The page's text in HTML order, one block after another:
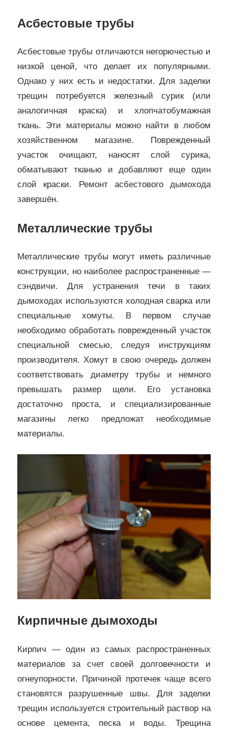
Асбестовые трубы
Асбестовые трубы отличаются негорючестью и
низкой ценой, что делает их популярными.
Однако у них есть и недостатки. Для заделки
трещин потребуется железный сурик (или
аналогичная краска) и хлопчатобумажная
ткань. Эти материалы можно найти в любом
хозяйственном магазине. Поврежденный
участок очищают, наносят слой сурика,
обматывают тканью и добавляют еще один
слой краски. Ремонт асбестового дымохода
завершён.
Металлические трубы
Металлические трубы могут иметь различные
конструкции, но наиболее распространенные —
сэндвичи. Для устранения течи в таких
дымоходах используются холодная сварка или
специальные хомуты. В первом случае
необходимо обработать поврежденный участок
специальной смесью, следуя инструкциям
производителя. Хомут в свою очередь должен
соответствовать диаметру трубы и немного
превышать размер щели. Его установка
достаточно проста, и специализированные
магазины легко предложат необходимые
материалы.
Кирпичные дымоходы
Кирпич — один из самых распространенных
материалов за счет своей долговечности и
огнеупорности. Причиной протечек чаще всего
становятся разрушенные швы. Для заделки
трещин используется строительный раствор на
основе цемента, песка и воды. Трещина